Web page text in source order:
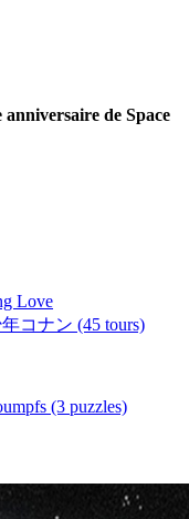
anniversaire de Space
Love
コナン (45 tours)
(3 puzzles)